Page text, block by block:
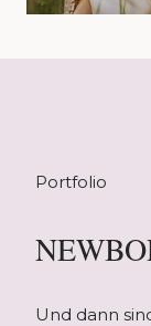
Portfolio
Und dann